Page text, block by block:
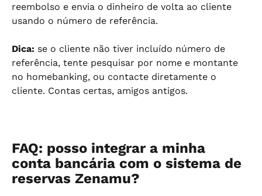
reembolso e envia o dinheiro de volta ao cliente
usando o número de referência.
Dica: se o cliente não tiver incluído número de
referência, tente pesquisar por nome e montante
no homebanking, ou contacte diretamente o
cliente. Contas certas, amigos antigos.
FAQ: posso integrar a minha
conta bancária com o sistema de
reservas Zenamu?